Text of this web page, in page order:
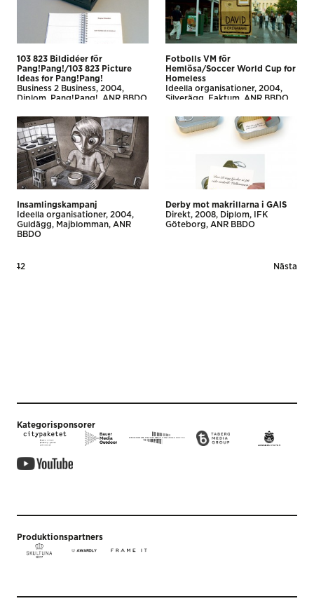
103 823 Bildidéer för
Pang!Pang!/103 823 Picture
Ideas for Pang!Pang!
Business 2 Business 2004
Diplom
Pang!Pang! ANR BBDO
Fotbolls VM för
Hemlösa/Soccer World Cup for
Homeless
Ideella organisationer 2004
Silverägg
Faktum ANR BBDO
Insamlingskampanj
Ideella organisationer 2004
Guldägg
Majblomman
ANR
BBDO
Derby mot makrillarna i GAIS
Direkt 2008 Diplom
IFK
Göteborg
ANR BBDO
Posts
12 Nästa
Kategorisponsorer
Produktionspartners